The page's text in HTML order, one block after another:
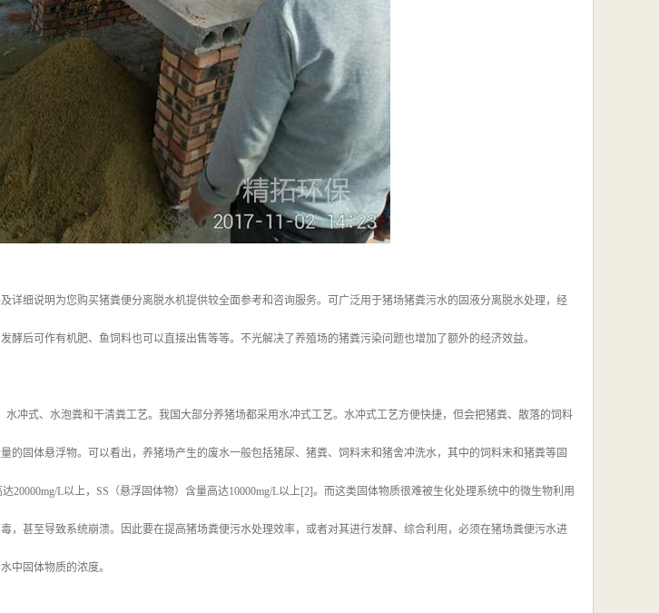
详细说明为您购买猪粪便分离脱水机提供较全面参考和咨询服务。可广泛用于猪场猪粪污水的固液分离脱水处理，经
酵后可作有机肥、鱼饲料也可以直接出售等等。不光解决了养殖场的猪粪污染问题也增加了额外的经济效益。
冲式、水泡粪和干清粪工艺。我国大部分养猪场都采用水冲式工艺。水冲式工艺方便快捷，但会把猪粪、散落的饲料
的固体悬浮物。可以看出，养猪场产生的废水一般包括猪尿、猪粪、饲料末和猪舍冲洗水，其中的饲料末和猪粪等固
20000mg/L以上，SS（悬浮固体物）含量高达10000mg/L以上[2]。而这类固体物质很难被生化处理系统中的微生物利用
，甚至导致系统崩溃。因此要在提高猪场粪便污水处理效率，或者对其进行发酵、综合利用，必须在猪场粪便污水进
中固体物质的浓度。